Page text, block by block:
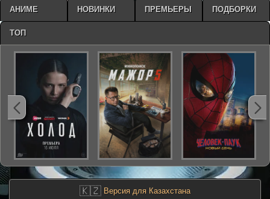
🇰🇿 Версия для Казахстана
АНИМЕ НОВИНКИ ПРЕМЬЕРЫ ПОДБОРКИ
ТОП